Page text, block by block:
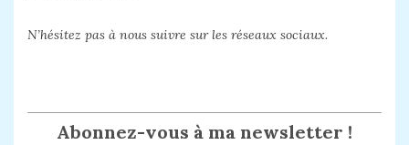
N’hésitez pas à nous suivre sur les réseaux sociaux.
Abonnez-vous à ma newsletter !